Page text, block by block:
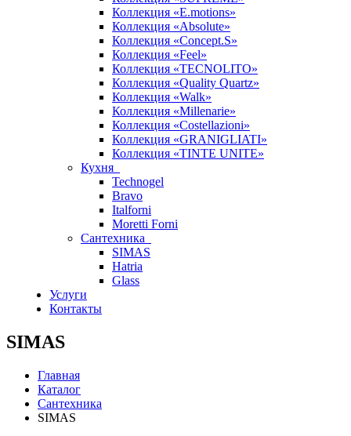
Коллекция «E.motions»
Коллекция «Absolute»
Коллекция «Concept.S»
Коллекция «Feel»
Коллекция «TECNOLITO»
Коллекция «Quality Quartz»
Коллекция «Walk»
Коллекция «Millenarie»
Коллекция «Costellazioni»
Коллекция «GRANIGLIATI»
Коллекция «TINTE UNITE»
Кухня
Technogel
Bravo
Italforni
Moretti Forni
Сантехника
SIMAS
Hatria
Glass
Услуги
Контакты
SIMAS
Главная
Каталог
Сантехника
SIMAS